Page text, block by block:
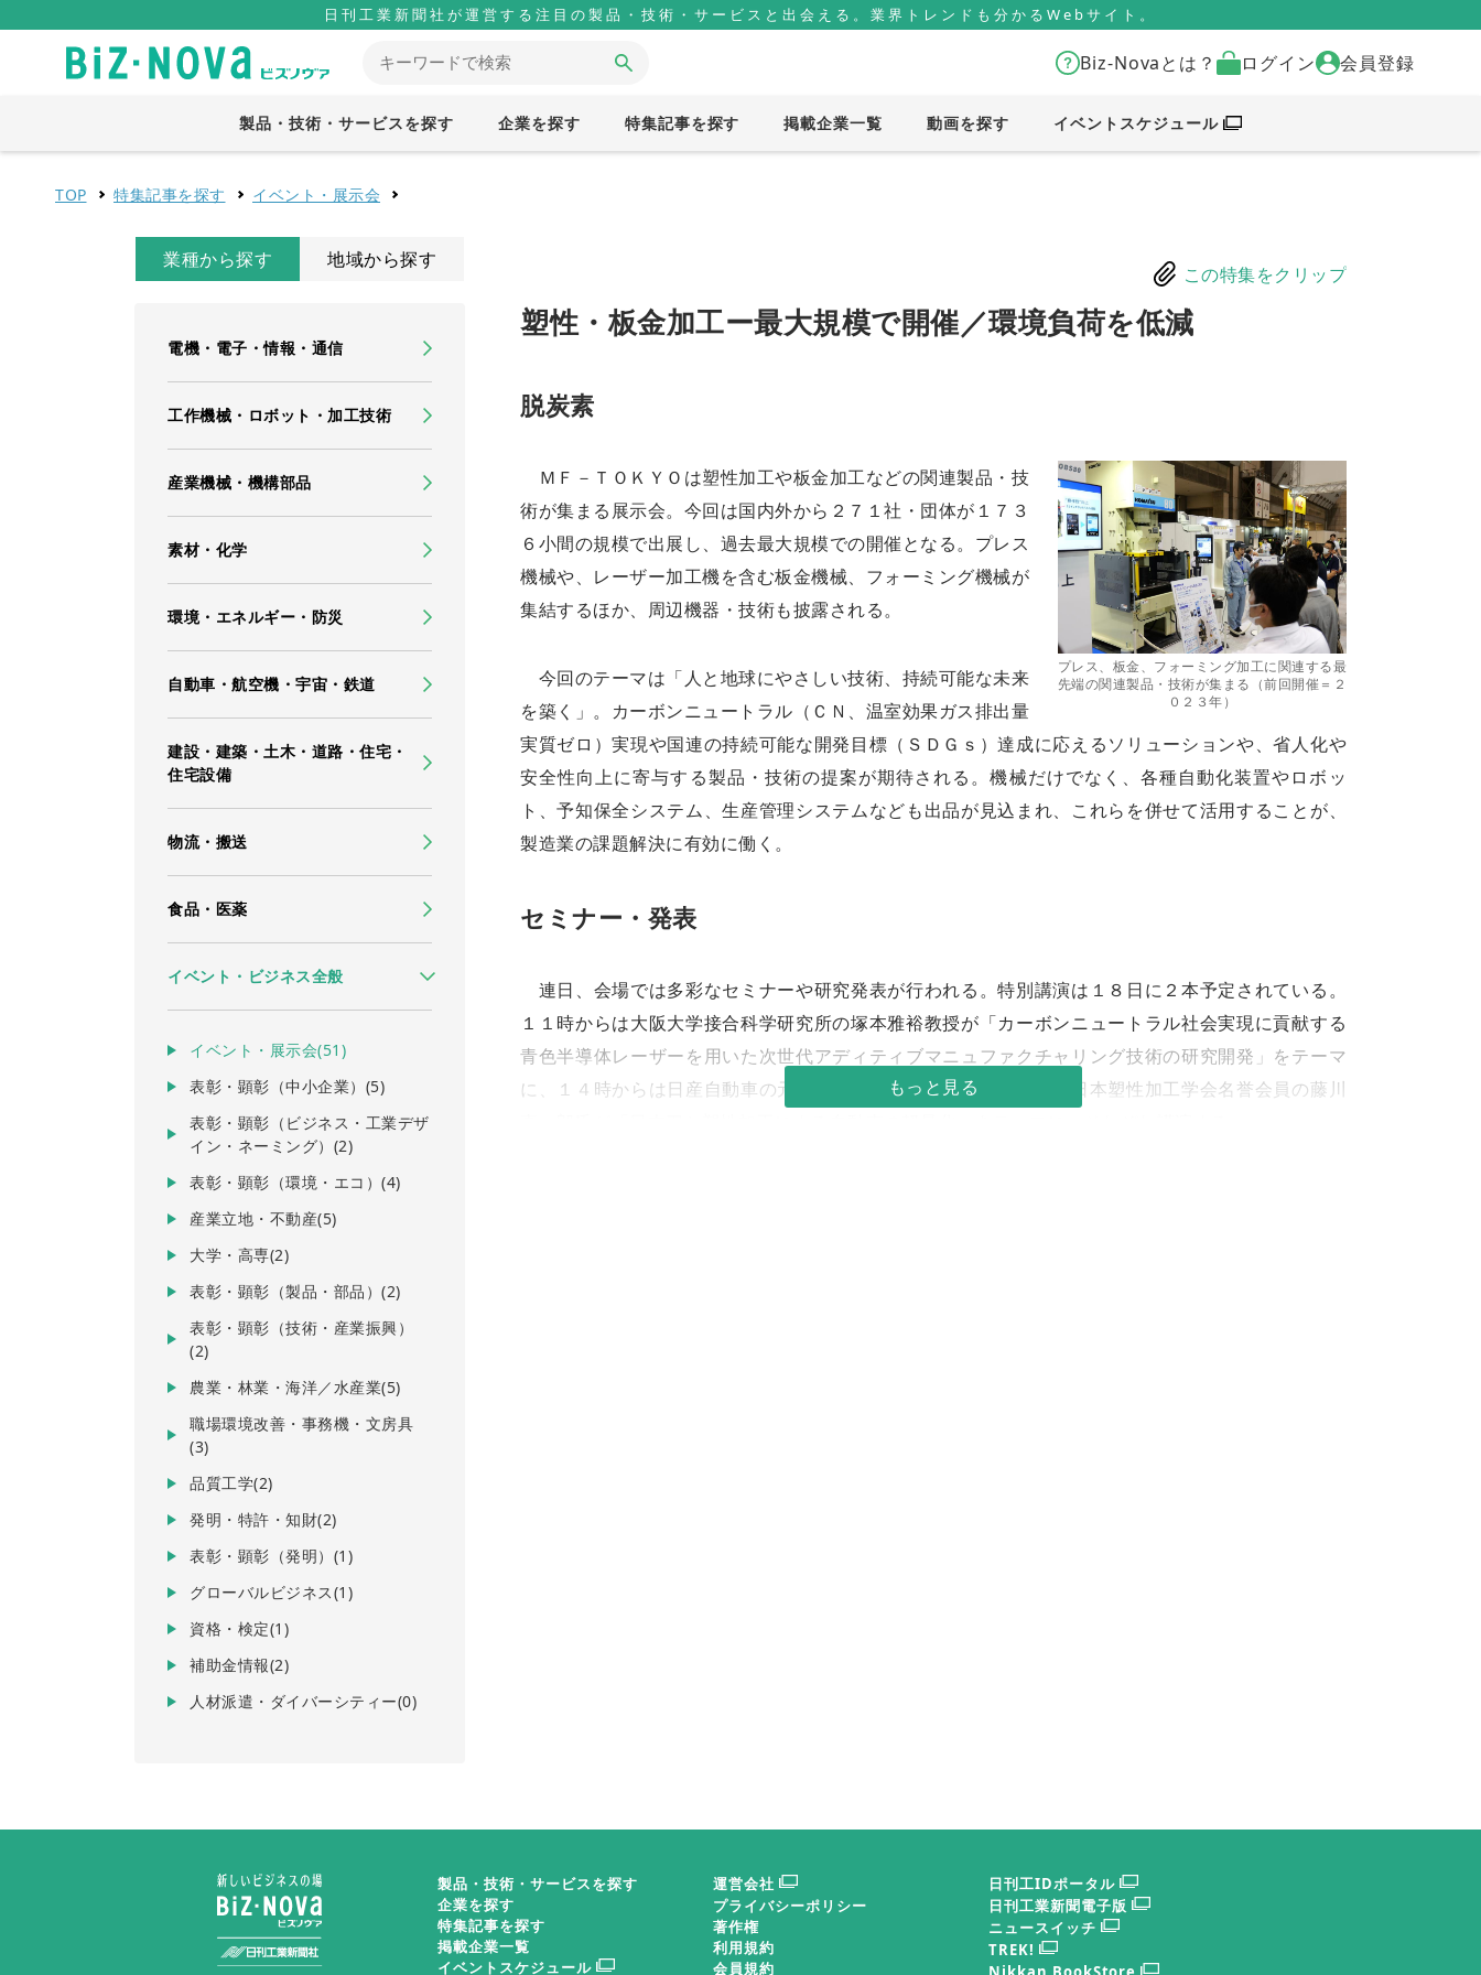
日刊工業新聞社が運営する注目の製品・技術・サービスと出会える。業界トレンドも分かるWebサイト。
Biz-Novaとは？ ログイン 会員登録
製品・技術・サービスを探す 企業を探す 特集記事を探す 掲載企業一覧 動画を探す イベントスケジュール
TOP 特集記事を探す イベント・展示会
業種から探す 地域から探す
電機・電子・情報・通信
工作機械・ロボット・加工技術
産業機械・機構部品
素材・化学
環境・エネルギー・防災
自動車・航空機・宇宙・鉄道
建設・建築・土木・道路・住宅・
住宅設備
物流・搬送
食品・医薬
イベント・ビジネス全般
イベント・展示会(51)
表彰・顕彰（中小企業）(5)
表彰・顕彰（ビジネス・工業デザ
イン・ネーミング）(2)
表彰・顕彰（環境・エコ）(4)
産業立地・不動産(5)
大学・高専(2)
表彰・顕彰（製品・部品）(2)
表彰・顕彰（技術・産業振興）
(2)
農業・林業・海洋／水産業(5)
職場環境改善・事務機・文房具
(3)
品質工学(2)
発明・特許・知財(2)
表彰・顕彰（発明）(1)
グローバルビジネス(1)
資格・検定(1)
補助金情報(2)
人材派遣・ダイバーシティー(0)
この特集をクリップ
塑性・板金加工ー最大規模で開催／環境負荷を低減
脱炭素
プレス、板金、フォーミング加工に関連する最
先端の関連製品・技術が集まる（前回開催＝２
０２３年）
ＭＦ－ＴＯＫＹＯは塑性加工や板金加工などの関連製品・技
術が集まる展示会。今回は国内外から２７１社・団体が１７３
６小間の規模で出展し、過去最大規模での開催となる。プレス
機械や、レーザー加工機を含む板金機械、フォーミング機械が
集結するほか、周辺機器・技術も披露される。
今回のテーマは「人と地球にやさしい技術、持続可能な未来
を築く」。カーボンニュートラル（ＣＮ、温室効果ガス排出量
実質ゼロ）実現や国連の持続可能な開発目標（ＳＤＧｓ）達成に応えるソリューションや、省人化や
安全性向上に寄与する製品・技術の提案が期待される。機械だけでなく、各種自動化装置やロボッ
ト、予知保全システム、生産管理システムなども出品が見込まれ、これらを併せて活用することが、
製造業の課題解決に有効に働く。
セミナー・発表
連日、会場では多彩なセミナーや研究発表が行われる。特別講演は１８日に２本予定されている。
１１時からは大阪大学接合科学研究所の塚本雅裕教授が「カーボンニュートラル社会実現に貢献する
青色半導体レーザーを用いた次世代アディティブマニュファクチャリング技術の研究開発」をテーマ
に、１４時からは日産自動車の元塑性加工エキスパートリーダー兼日本塑性加工学会名誉会員の藤川
自動化ー新たなステージ突入
今回のＭＦーＴＯＫＹＯは２０１９年の出展規模を上回り、
過去最大規模での開催となる。今回の展示テーマは「人と地球
製品・技術・サービスを探す
企業を探す
特集記事を探す
掲載企業一覧
イベントスケジュール
運営会社
プライバシーポリシー
著作権
利用規約
会員規約
日刊工IDポータル
日刊工業新聞電子版
ニュースイッチ
TREK!